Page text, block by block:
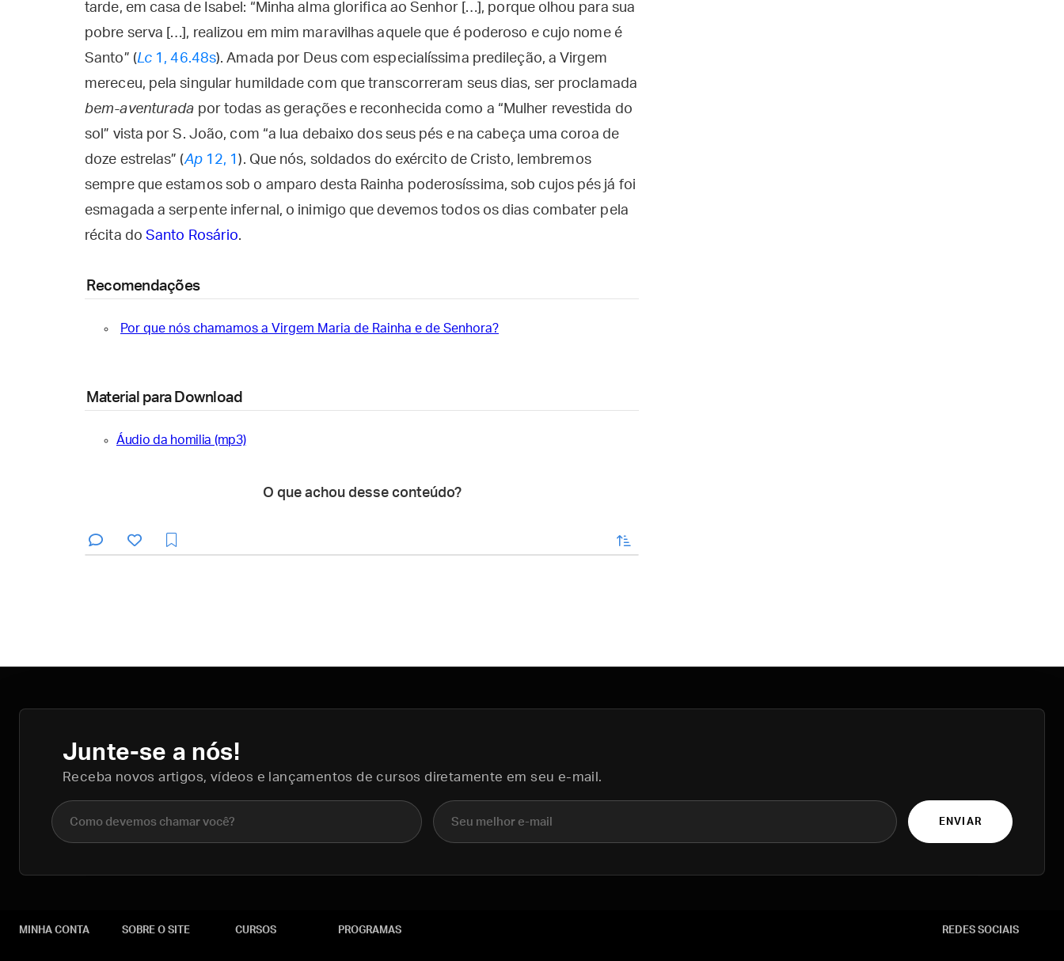
tarde, em casa de Isabel: “Minha alma glorifica ao Senhor […], porque olhou para sua
pobre serva […], realizou em mim maravilhas aquele que é poderoso e cujo nome é
Santo” (Lc 1, 46.48s). Amada por Deus com especialíssima predileção, a Virgem
mereceu, pela singular humildade com que transcorreram seus dias, ser proclamada
bem-aventurada por todas as gerações e reconhecida como a “Mulher revestida do
sol” vista por S. João, com “a lua debaixo dos seus pés e na cabeça uma coroa de
doze estrelas” (Ap12, 1 ). Que nós, soldados do exército de Cristo, lembremos
sempre que estamos sob o amparo desta Rainha poderosíssima, sob cujos pés já foi
esmagada a serpente infernal, o inimigo que devemos todos os dias combater pela
récita do Santo Rosário.
Recomendações
Por que nós chamamos a Virgem Maria de Rainha e de Senhora?
Material para Download
Áudio da homilia (mp3)
O que achou desse conteúdo?
enviar
Junte-se a nós!
Receba novos artigos, vídeos e lançamentos de cursos diretamente em seu e-mail.
Nome completo E-mail
ENVIAR
MINHA CONTA SOBRE O SITE CURSOS PROGRAMAS REDES SOCIAIS